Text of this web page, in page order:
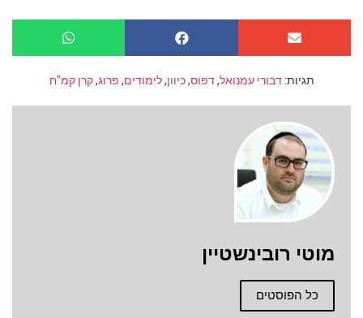
תגיות: דבורי עמנואל,דפוס,כיוון,לימודים, פרוג,קרן קמ"ח
מוטי רובינשטיין
כל הפוסטים